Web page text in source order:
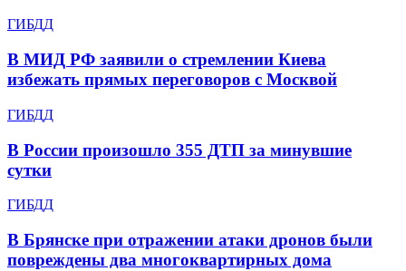
ГИБДД
В МИД РФ заявили о стремлении Киева
избежать прямых переговоров с Москвой
ГИБДД
В России произошло 355 ДТП за минувшие
сутки
ГИБДД
В Брянске при отражении атаки дронов были
повреждены два многоквартирных дома